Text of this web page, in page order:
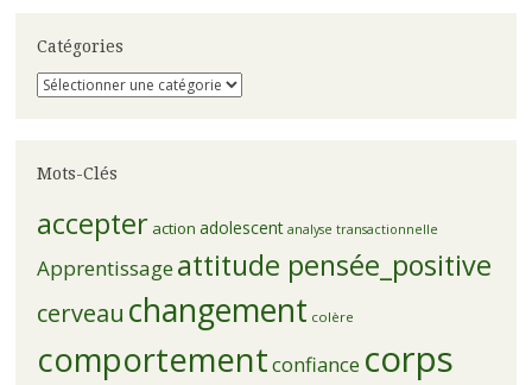
Catégories
Catégories
Mots-Clés
accepter action adolescent analyse transactionnelle
Apprentissage attitude pensée_positive
cerveau changement colère
comportementconfiance corps